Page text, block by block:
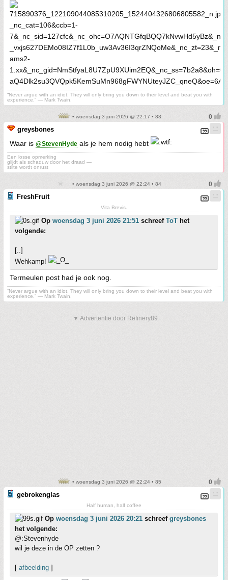
“Never argue with an idiot. They will only bring you down to their level and beat you with
experience.” ― Mark Twain.
• woensdag 3 juni 2026 @ 22:17 • 83
greysbones
Waar is @StevenHyde als je hem nodig hebt
Een losse opmerking
glijdt als schaduw door het draad —
stilte wordt onrust
• woensdag 3 juni 2026 @ 22:24 • 84
FreshFruit
Vita Brevis.
Op woensdag 3 juni 2026 21:51 schreef ToT het
volgende:
[..]
Wehkamp!
Termeulen post had je ook nog.
“Never argue with an idiot. They will only bring you down to their level and beat you with
experience.” ― Mark Twain.
▼ Advertentie door Refinery89
• woensdag 3 juni 2026 @ 22:24 • 85
gebrokenglas
Half human, half coffee
Op woensdag 3 juni 2026 20:21 schreef greysbones
het volgende:
@:Stevenhyde
wil je deze in de OP zetten ?
[ afbeelding ]